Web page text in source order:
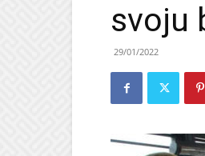
svoju
29/01/2022